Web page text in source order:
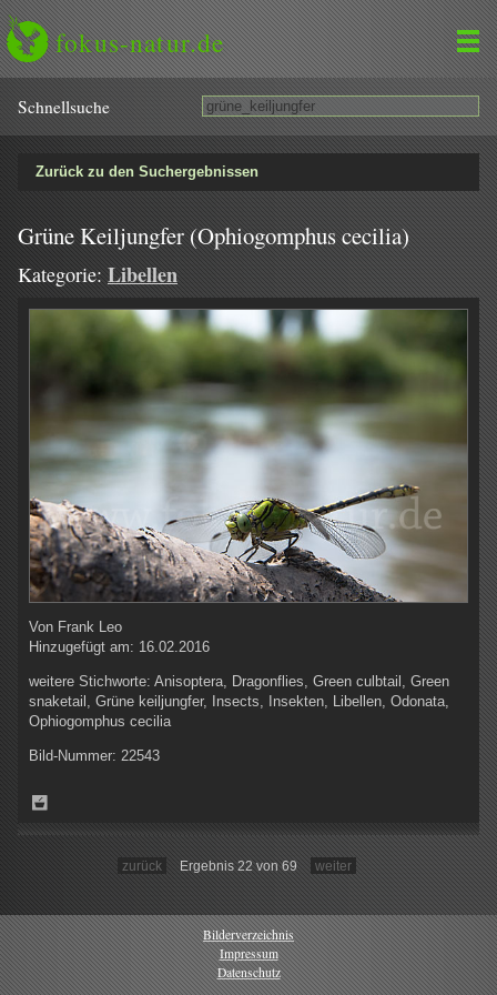
fokus-natur.de
Schnell­suche
Zurück zu den Suchergebnissen
Grüne Keiljungfer (Ophiogomphus cecilia)
Kategorie: Libellen
Von Frank Leo
Hinzugefügt am: 16.02.2016
weitere Stichworte: Anisoptera, Dragonflies, Green culbtail, Green
snaketail, Grüne keiljungfer, Insects, Insekten, Libellen, Odonata,
Ophiogomphus cecilia
Bild-Nummer: 22543
zurück Ergebnis 22 von 69 weiter
Bilderverzeichnis
Impressum
Datenschutz